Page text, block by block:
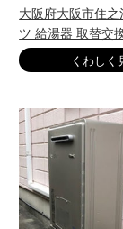
大阪府大阪市住之
ツ 給湯器 取替交
くわしく